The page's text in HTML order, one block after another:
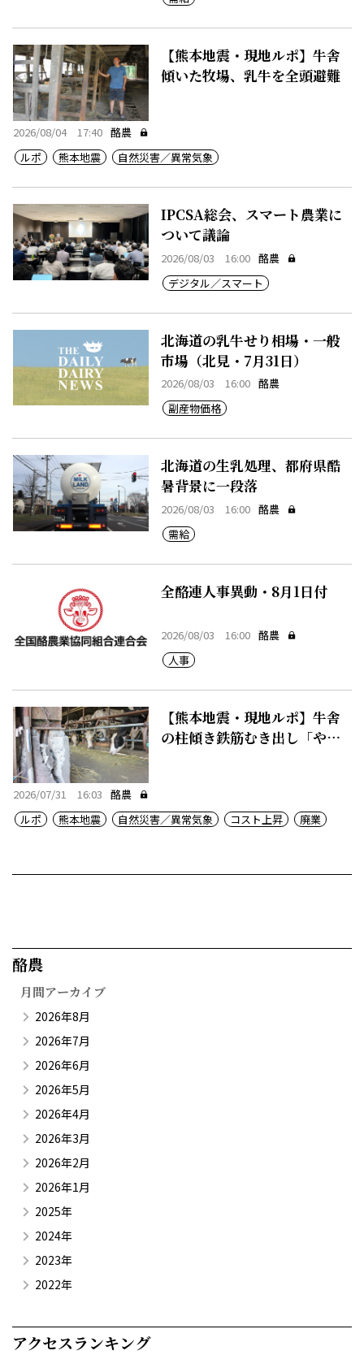
【熊本地震・現地ルポ】牛舎
傾いた牧場、乳牛を全頭避難
2026/08/04 17:40 酪農
ルポ
熊本地震 自然災害／異常気象
IPCSA総会、スマート農業に
ついて議論
2026/08/03 16:00 酪農
デジタル／スマート
北海道の乳牛せり相場・一般
市場（北見・7月31日）
2026/08/03 16:00 酪農
副産物価格
北海道の生乳処理、都府県酷
暑背景に一段落
2026/08/03 16:00 酪農
需給
全酪連人事異動・8月1日付
2026/08/03 16:00 酪農
人事
【熊本地震・現地ルポ】牛舎
の柱傾き鉄筋むき出し「やめ
2026/07/31 16:03 酪農
ルポ
熊本地震 自然災害／異常気象 コスト上昇 廃業
酪農​
月間アーカイブ
2026年8月
2026年7月
2026年6月
2026年5月
2026年4月
2026年3月
2026年2月
2026年1月
2025年
2024年
2023年
2022年
アクセスランキング